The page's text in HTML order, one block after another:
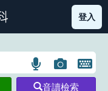
部首索引表圖示
登入
語
言
圖
片
開
音讀檢索